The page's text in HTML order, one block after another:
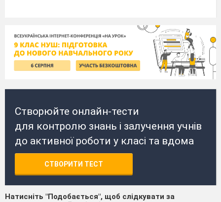
Створюйте онлайн-тести
для контролю знань і залучення учнів
до активної роботи у класі та вдома
СТВОРИТИ ТЕСТ
Натисніть "Подобається", щоб слідкувати за